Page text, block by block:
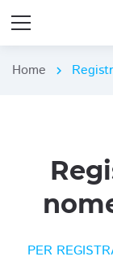
Home chevron_right
PER